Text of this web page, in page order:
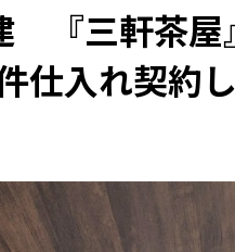
『三軒茶
入れ契約